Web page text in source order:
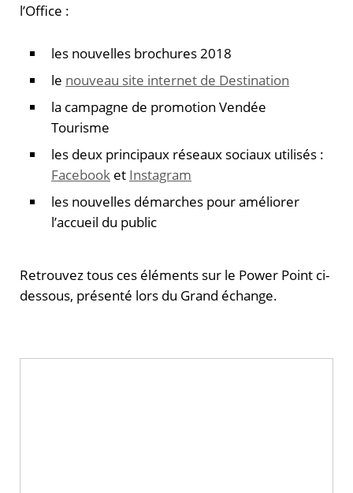
l’Office :
les nouvelles brochures 2018
le nouveau site internet de Destination
la campagne de promotion Vendée
Tourisme
les deux principaux réseaux sociaux utilisés :
Facebook et Instagram
les nouvelles démarches pour améliorer
l’accueil du public
Retrouvez tous ces éléments sur le Power Point ci-
dessous, présenté lors du Grand échange.